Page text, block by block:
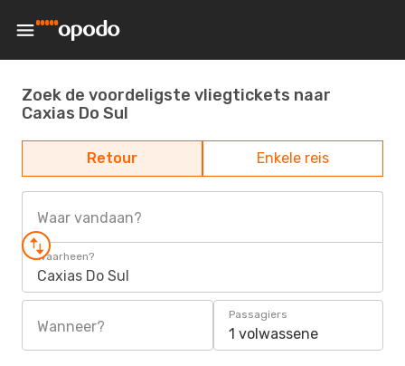
Zoek de voordeligste vliegtickets naar
Caxias Do Sul
Retour Enkele reis
Waar vandaan?
Waarheen?
Caxias Do Sul
Wanneer?
Passagiers
1 volwassene